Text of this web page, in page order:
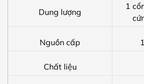
Dung lượng
1
Nguồn cấp
Chất liệu